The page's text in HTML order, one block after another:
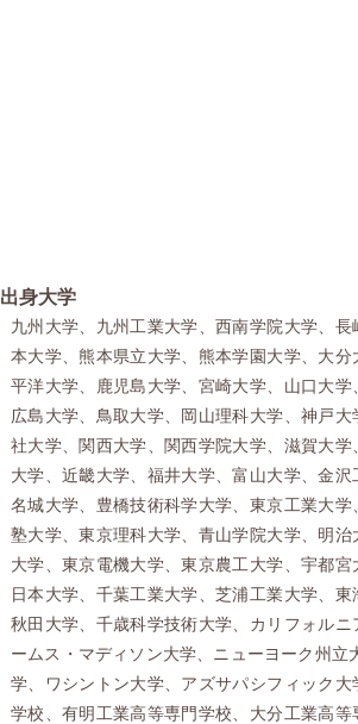
出身大学
九州大学、九州工業大学、西南学院大学、
本大学、熊本県立大学、熊本学園大学、大分
平洋大学、鹿児島大学、宮崎大学、山口大学
広島大学、鳥取大学、岡山理科大学、神戸
社大学、関西大学、関西学院大学、滋賀大学
大学、近畿大学、福井大学、富山大学、金沢
名城大学、豊橋技術科学大学、東京工業大
塾大学、東京理科大学、青山学院大学、明治
大学、東京電機大学、東京農工大学、宇都宮
日本大学、千葉工業大学、芝浦工業大学、東
秋田大学、千歳科学技術大学、カリフォルニ
ームス・マディソン大学、ニューヨーク州立
学、ワシントン大学、アズサパシフィック大
学校、有明工業高等専門学校、大分工業高等